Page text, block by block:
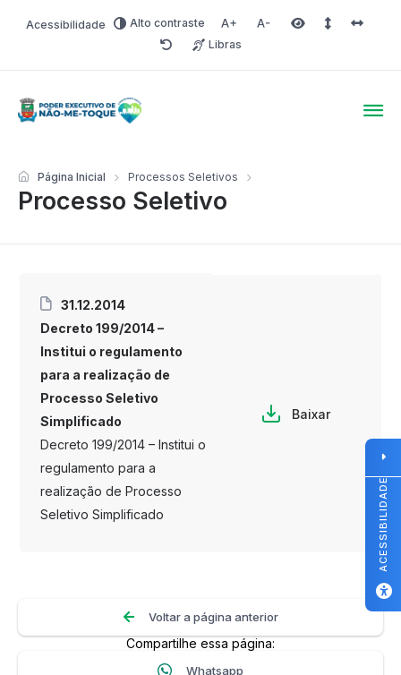
Acessibilidade Alto contraste Aumentar fonte
Diminuir fonteÁrea selecionada
Espaço
RedefinirLibras
Processo Seletivo
Página Inicial Processos Seletivos
31.12.2014
Decreto 199/2014 –
Institui o regulamento
para a realização de
Processo Seletivo
Simplificado
Decreto 199/2014 – Institui o
regulamento para a
realização de Processo
Seletivo Simplificado
Baixar
Voltar a página anterior
Compartilhe essa página:
Whatsapp
ACESSIBILIDADE